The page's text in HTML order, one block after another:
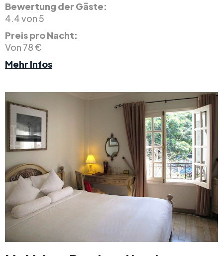
Bewertung der Gäste:
4.4 von 5
Preis pro Nacht:
Von 78 €
Mehr Infos